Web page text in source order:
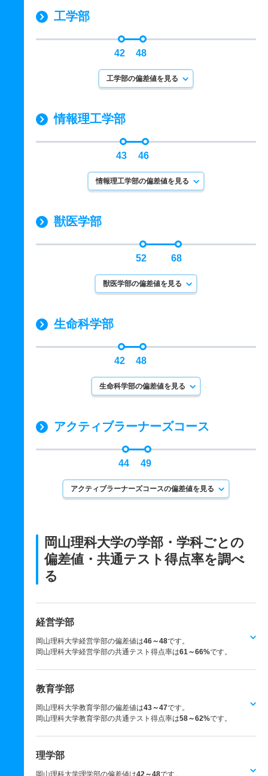
工学部
42 48
工学部の偏差値を見る
情報理工学部
43 46
情報理工学部の偏差値を見る
獣医学部
52 68
獣医学部の偏差値を見る
生命科学部
42 48
生命科学部の偏差値を見る
アクティブラーナーズコース
44 49
アクティブラーナーズコースの偏差値を見る
岡山理科大学の学部・学科ごとの
偏差値・共通テスト得点率を調べ
る
経営学部
岡山理科大学経営学部の偏差値は46～48です。
岡山理科大学経営学部の共通テスト得点率は61～66%です。
教育学部
岡山理科大学教育学部の偏差値は43～47です。
岡山理科大学教育学部の共通テスト得点率は58～62%です。
理学部
岡山理科大学理学部の偏差値は42～48です。